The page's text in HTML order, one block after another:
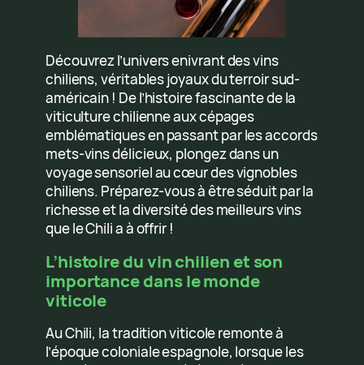
Découvrez l’univers enivrant des vins
chiliens, véritables joyaux du terroir sud-
américain ! De l’histoire fascinante de la
viticulture chilienne aux cépages
emblématiques en passant par les accords
mets-vins délicieux, plongez dans un
voyage sensoriel au cœur des vignobles
chiliens. Préparez-vous à être séduit par la
richesse et la diversité des meilleurs vins
que le Chili a à offrir !
L’histoire du vin chilien et son
importance dans le monde
viticole
Au Chili, la tradition viticole remonte à
l’époque coloniale espagnole, lorsque les